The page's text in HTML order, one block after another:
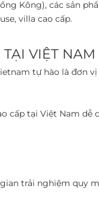
Kông), các sản
villa cao cấp.
VIỆT NAM
tự hào là đơn
cấp tại Việt Nam dễ
trải nghiệm quy